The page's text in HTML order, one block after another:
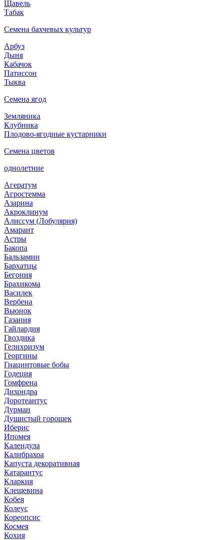
Щавель
Табак
Семена бахчевых культур
Арбуз
Дыня
Кабачок
Патиссон
Тыква
Семена ягод
Земляника
Клубника
Плодово-ягодные кустарники
Семена цветов
однолетние
Агератум
Агростемма
Азарина
Акроклинум
Алиссум (Лобулярия)
Амарант
Астры
Бакопа
Бальзамин
Бархатцы
Бегония
Брахикома
Василек
Вербена
Вьюнок
Газания
Гайлардия
Гвоздика
Гелихризум
Георгины
Гиацинтовые бобы
Годеция
Гомфрена
Дихондра
Доротеантус
Дурман
Душистый горошек
Иберис
Ипомея
Календула
Калибрахоа
Капуста декоративная
Катарантус
Кларкия
Клещевина
Кобея
Колеус
Кореопсис
Космея
Кохия